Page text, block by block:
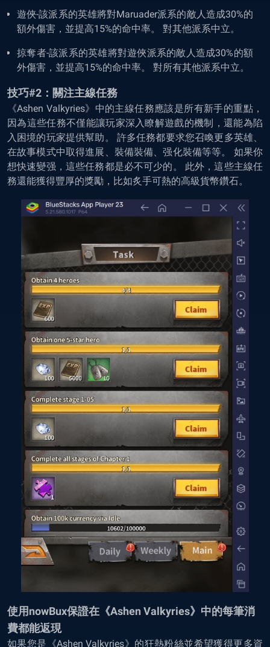
遊俠-該派系的英雄將對Maruader派系的敵人造成30%的
額外傷害，並提高15%的命中率。 對其他派系中立。
掠奪者-該派系的英雄將對遊俠派系的敵人造成30%的額
外傷害，並提高15%的命中率。 對所有其他派系中立。
技巧#2：關注主線任務
《Ashen Valkyries》中的主線任務應該是所有新手的重點，
因為這些任務不僅能讓玩家深入瞭解遊戲的機制，還能為陷
入困境的玩家提供幫助。 許多任務都要求您召喚更多英雄、
在故事模式中取得進展、裝備裝備、强化裝備等等。 如果你
想快速變强，這些任務都是必不可少的。 此外，這些主線任
務還能獲得豐厚的獎勵，比如炙手可熱的高級貨幣鑽石。
使用nowBux保證在《Ashen Valkyries》中的每筆消
費都能返現
如果您是《Ashen Valkyries》的狂熱粉絲並希望獲得更多資